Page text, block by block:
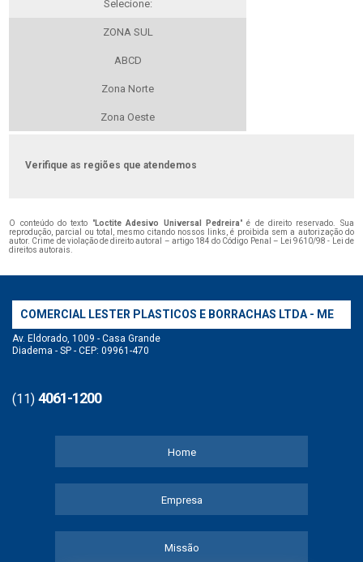
Selecione:
ZONA SUL
ABCD
Zona Norte
Zona Oeste
Verifique as regiões que atendemos
O conteúdo do texto "Loctite Adesivo Universal Pedreira" é de direito reservado. Sua
reprodução, parcial ou total, mesmo citando nossos links, é proibida sem a autorização do
autor. Crime de violação de direito autoral – artigo 184 do Código Penal –
Lei 9610/98 - Lei de
direitos autorais
COMERCIAL LESTER PLASTICOS E BORRACHAS LTDA - ME
Av. Eldorado, 1009 - Casa Grande
Diadema - SP - CEP: 09961-470
(11) 4061-1200
Home
Empresa
Missão